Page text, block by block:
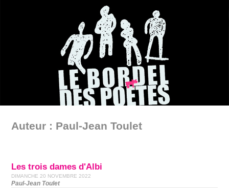
Auteur : Paul-Jean Toulet
Les trois dames d'Albi
DIMANCHE 20 NOVEMBRE 2022
Paul-Jean Toulet